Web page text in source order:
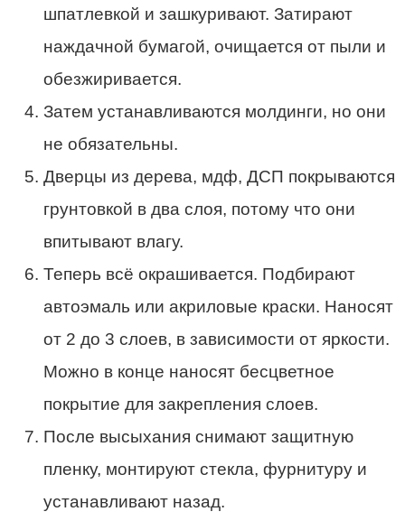
шпатлевкой и зашкуривают. Затирают
наждачной бумагой, очищается от пыли и
обезжиривается.
Затем устанавливаются молдинги, но они
не обязательны.
Дверцы из дерева, мдф, ДСП покрываются
грунтовкой в два слоя, потому что они
впитывают влагу.
Теперь всё окрашивается. Подбирают
автоэмаль или акриловые краски. Наносят
от 2 до 3 слоев, в зависимости от яркости.
Можно в конце наносят бесцветное
покрытие для закрепления слоев.
После высыхания снимают защитную
пленку, монтируют стекла, фурнитуру и
устанавливают назад.